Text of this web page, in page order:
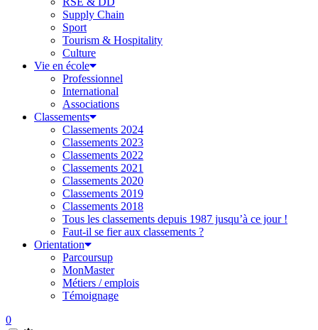
Supply Chain
Sport
Tourism & Hospitality
Culture
Vie en école
Professionnel
International
Associations
Classements
Classements 2024
Classements 2023
Classements 2022
Classements 2021
Classements 2020
Classements 2019
Classements 2018
Tous les classements depuis 1987 jusqu’à ce jour !
Faut-il se fier aux classements ?
Orientation
Parcoursup
MonMaster
Métiers / emplois
Témoignage
0